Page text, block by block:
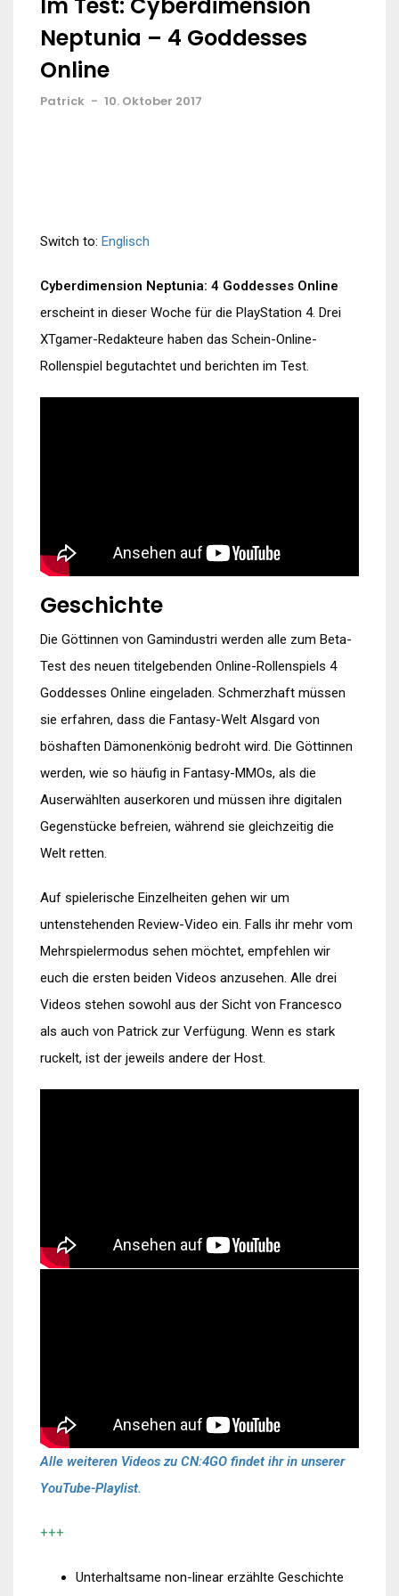
Neptunia – 4 Goddesses
Online
Patrick - 10. Oktober 2017
Switch to: Englisch
Cyberdimension Neptunia: 4 Goddesses Online
erscheint in dieser Woche für die PlayStation 4. Drei
XTgamer-Redakteure haben das Schein-Online-
Rollenspiel begutachtet und berichten im Test.
Geschichte
Die Göttinnen von Gamindustri werden alle zum Beta-
Test des neuen titelgebenden Online-Rollenspiels 4
Goddesses Online eingeladen. Schmerzhaft müssen
sie erfahren, dass die Fantasy-Welt Alsgard von
böshaften Dämonenkönig bedroht wird. Die Göttinnen
werden, wie so häufig in Fantasy-MMOs, als die
Auserwählten auserkoren und müssen ihre digitalen
Gegenstücke befreien, während sie gleichzeitig die
Welt retten.
Auf spielerische Einzelheiten gehen wir um
untenstehenden Review-Video ein. Falls ihr mehr vom
Mehrspielermodus sehen möchtet, empfehlen wir
euch die ersten beiden Videos anzusehen. Alle drei
Videos stehen sowohl aus der Sicht von Francesco
als auch von Patrick zur Verfügung. Wenn es stark
ruckelt, ist der jeweils andere der Host.
Alle weiteren Videos zu CN:4GO findet ihr in unserer
YouTube-Playlist.
+++
Unterhaltsame non-linear erzählte Geschichte